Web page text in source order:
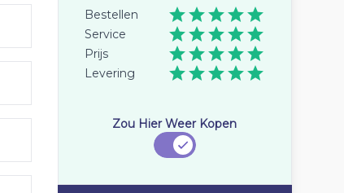
Bestellen
Service
Prijs
Levering
Zou Hier Weer Kopen